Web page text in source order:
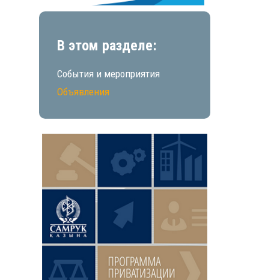
В этом разделе:
События и мероприятия
Объявления